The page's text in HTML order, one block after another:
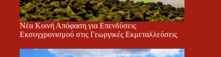
Νέα Κοινή Απόφαση για Επενδύσεις
Εκσυγχρονισμού στις Γεωργικές Εκμεταλλεύσεις